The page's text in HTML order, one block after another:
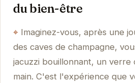
du bien-être
Imaginez-vous, après une
des caves de champagne,
jacuzzi bouillonnant, un verre
main. C'est l'expérience que